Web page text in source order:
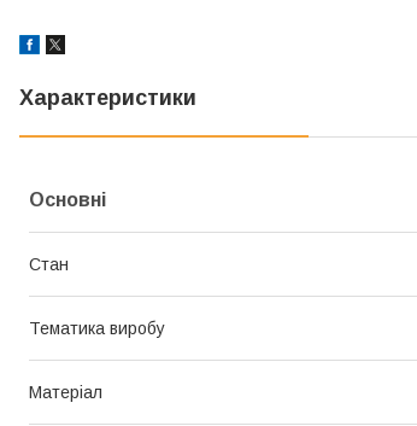
Характеристики
Основні
Стан
Тематика виробу
Матеріал